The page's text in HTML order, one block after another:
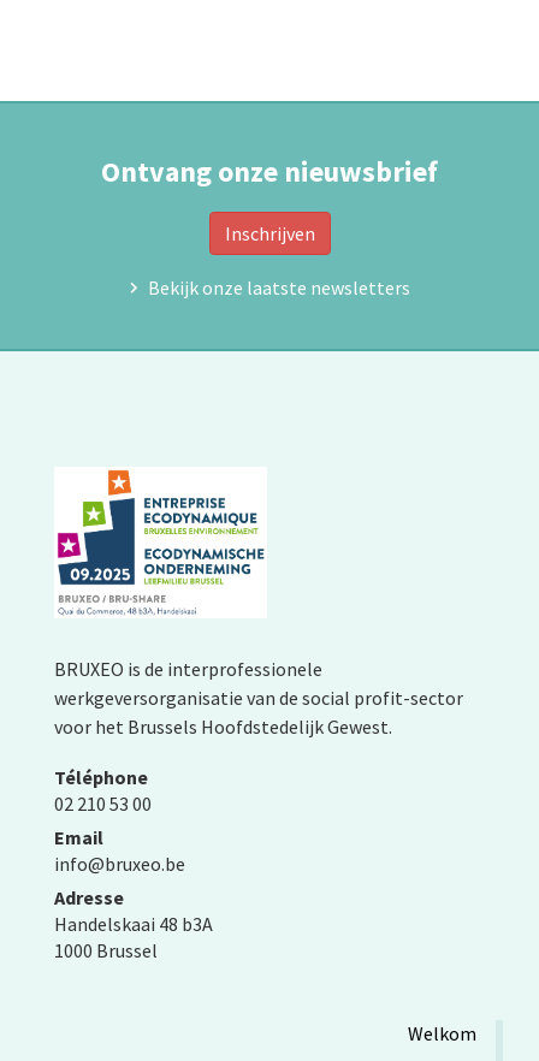
Ontvang onze nieuwsbrief
Inschrijven
Bekijk onze laatste newsletters
BRUXEO is de interprofessionele
werkgeversorganisatie van de social profit-sector
voor het Brussels Hoofdstedelijk Gewest.
Téléphone
02 210 53 00
Email
info@bruxeo.be
Adresse
Handelskaai 48 b3A
1000 Brussel
Welkom